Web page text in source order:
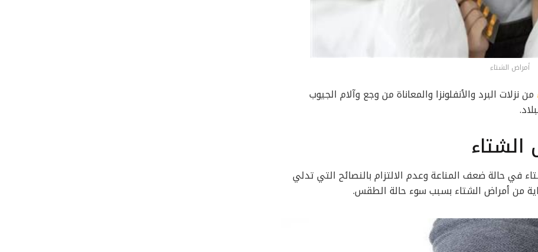
أمراض الشتاء
من نزلات البرد والأنفلونزا والمعاناة من وجع وآلام الجيوب
الشتاء
في حالة ضعف المناعة وعدم الالتزام بالنصائح التي تدلي
من أمراض الشتاء بسبب سوء حالة الطقس.